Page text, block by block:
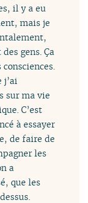
il y a eu
mais je
gens. Ça
j’ai
sur ma vie
C’est
à essayer
de faire de
les
a
que les